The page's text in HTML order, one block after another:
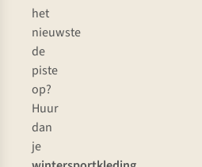
het
nieuwste
de
piste
op?
Huur
dan
je